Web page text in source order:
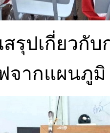
รุปเกี่ยวกับ
จากแผนภูมิ